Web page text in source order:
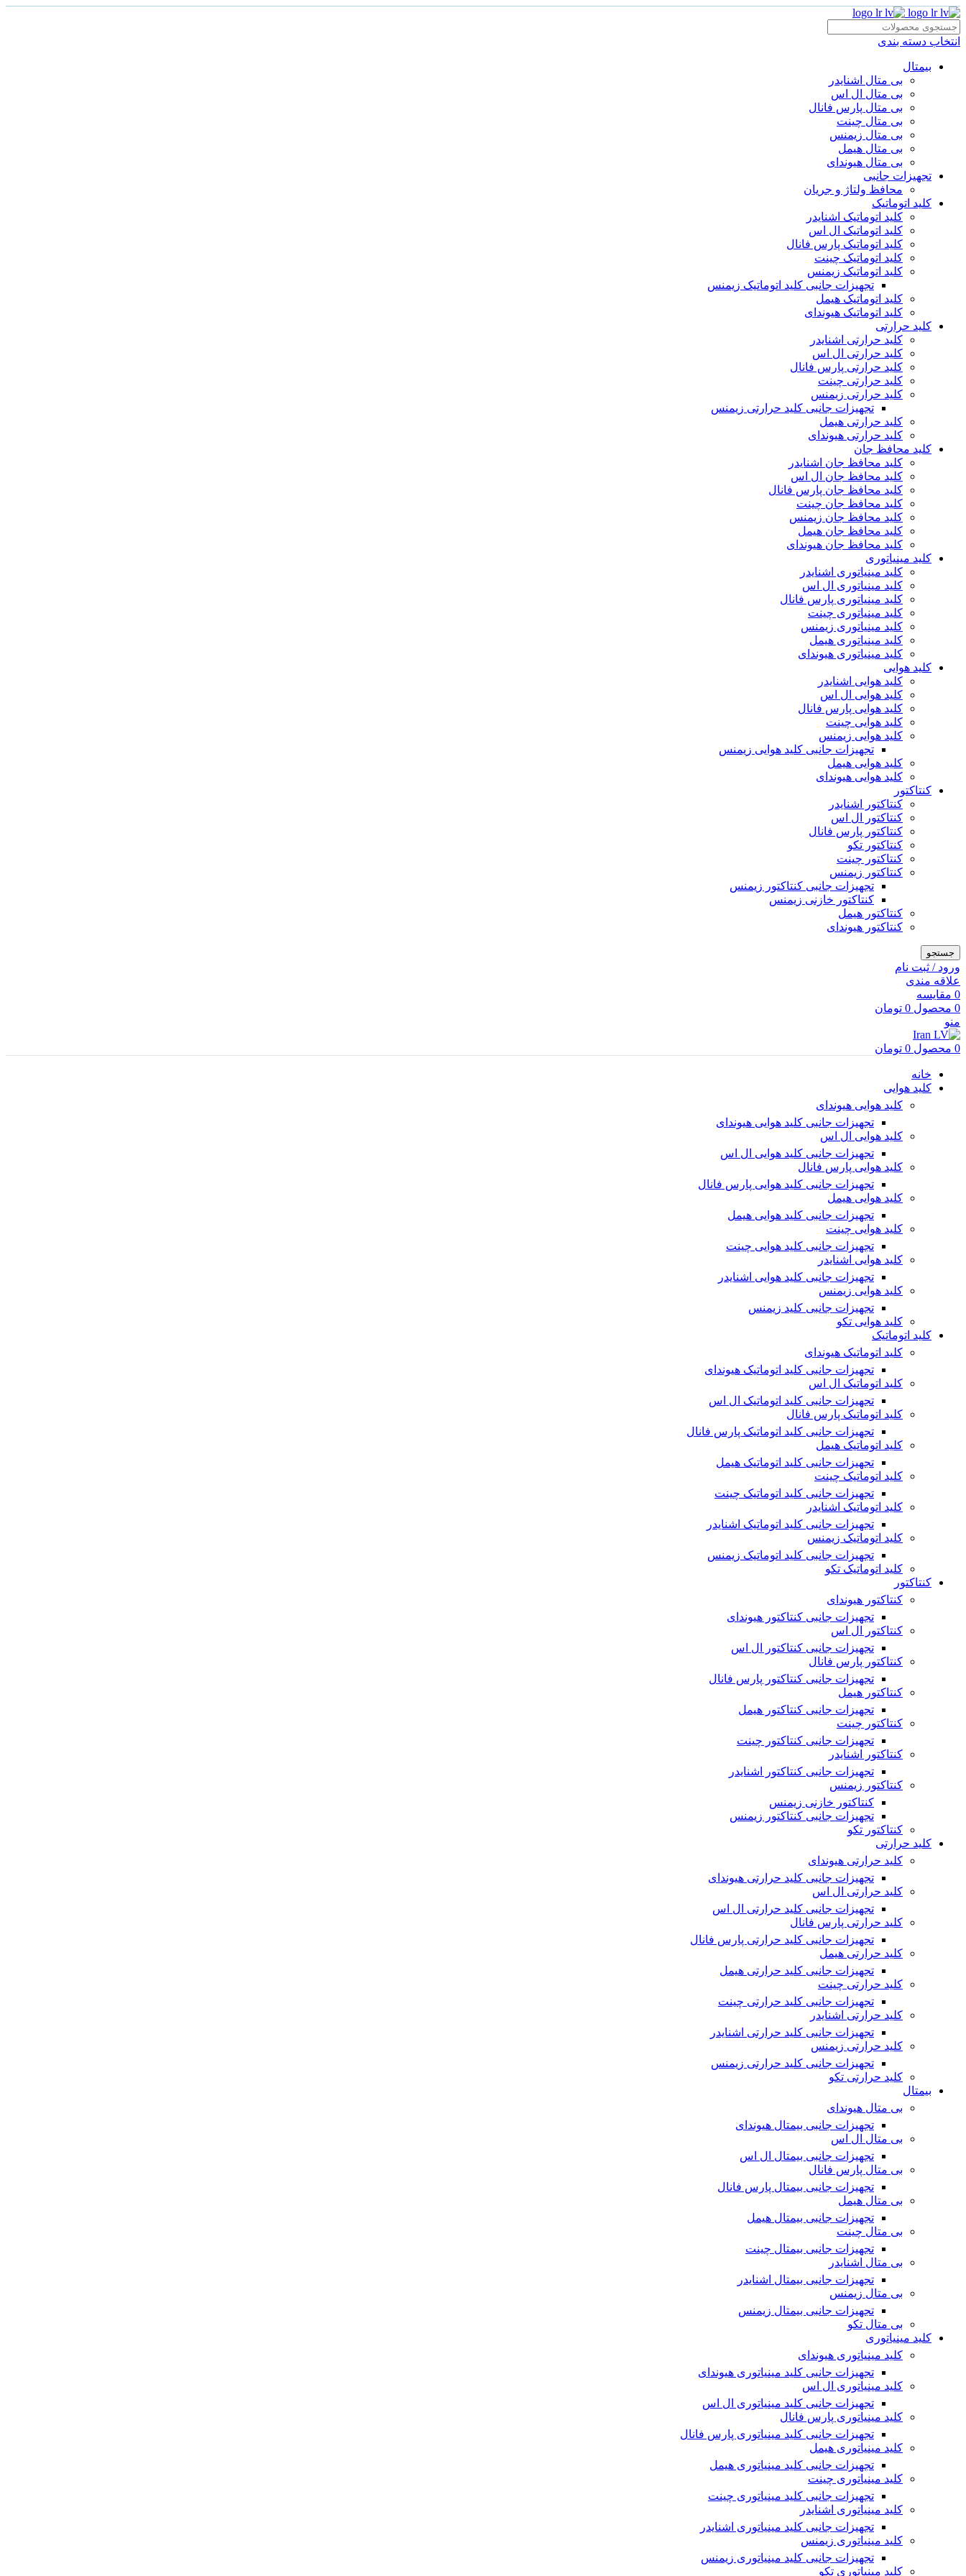
انتخاب دسته بندی
بیمتال
بی متال اشنایدر
بی متال ال اس
بی متال پارس فانال
بی متال چینت
بی متال زیمنس
بی متال هیمل
بی متال هیوندای
تجهیزات جانبی
محافظ ولتاژ و‌ جریان
کلید اتوماتیک
کلید اتوماتیک اشنایدر
کلید اتوماتیک ال اس
کلید اتوماتیک پارس فانال
کلید اتوماتیک چینت
کلید اتوماتیک زیمنس
تجهیزات جانبی کلید اتوماتیک زیمنس
کلید اتوماتیک هیمل
کلید اتوماتیک هیوندای
کلید حرارتی
کلید حرارتی اشنایدر
کلید حرارتی ال اس
کلید حرارتی پارس فانال
کلید حرارتی چینت
کلید حرارتی زیمنس
تجهیزات جانبی کلید حرارتی زیمنس
کلید حرارتی هیمل
کلید حرارتی هیوندای
کلید محافظ جان
کلید محافظ جان اشنایدر
کلید محافظ جان ال اس
کلید محافظ جان پارس فانال
کلید محافظ جان چینت
کلید محافظ جان زیمنس
کلید محافظ جان هیمل
کلید محافظ جان هیوندای
کلید مینیاتوری
کلید مینیاتوری اشنایدر
کلید مینیاتوری ال اس
کلید مینیاتوری پارس فانال
کلید مینیاتوری چینت
کلید مینیاتوری زیمنس
کلید مینیاتوری هیمل
کلید مینیاتوری هیوندای
کلید هوایی
کلید هوایی اشنایدر
کلید هوایی ال اس
کلید هوایی پارس فانال
کلید هوایی چینت
کلید هوایی زیمنس
تجهیزات جانبی کلید هوایی زیمنس
کلید هوایی هیمل
کلید هوایی هیوندای
کنتاکتور
کنتاکتور اشنایدر
کنتاکتور ال اس
کنتاکتور پارس فانال
کنتاکتور تکو
کنتاکتور چینت
کنتاکتور زیمنس
تجهیزات جانبی کنتاکتور زیمنس
کنتاکتور خازنی زیمنس
کنتاکتور هیمل
کنتاکتور هیوندای
جستجو
ورود / ثبت نام
علاقه مندی
0 مقایسه
0 محصول 0 تومان
منو
0 محصول 0 تومان
خانه
کلید هوایی
کلید هوایی هیوندای
تجهیزات جانبی کلید هوایی هیوندای
کلید هوایی ال اس
تجهیزات جانبی کلید هوایی ال اس
کلید هوایی پارس فانال
تجهیزات جانبی کلید هوایی پارس فانال
کلید هوایی هیمل
تجهیزات جانبی کلید هوایی هیمل
کلید هوایی چینت
تجهیزات جانبی کلید هوایی چینت
کلید هوایی اشنایدر
تجهیزات جانبی کلید هوایی اشنایدر
کلید هوایی زیمنس
تجهیزات جانبی کلید زیمنس
کلید هوایی تکو
کلید اتوماتیک
کلید اتوماتیک هیوندای
تجهیزات جانبی کلید اتوماتیک هیوندای
کلید اتوماتیک ال اس
تجهیزات جانبی کلید اتوماتیک ال اس
کلید اتوماتیک پارس فانال
تجهیزات جانبی کلید اتوماتیک پارس فانال
کلید اتوماتیک هیمل
تجهیزات جانبی کلید اتوماتیک هیمل
کلید اتوماتیک چینت
تجهیزات جانبی کلید اتوماتیک چینت
کلید اتوماتیک اشنایدر
تجهیزات جانبی کلید اتوماتیک اشنایدر
کلید اتوماتیک زیمنس
تجهیزات جانبی کلید اتوماتیک زیمنس
کلید اتوماتیک تکو
کنتاکتور
کنتاکتور هیوندای
تجهیزات جانبی کنتاکتور هیوندای
کنتاکتور ال اس
تجهیزات جانبی کنتاکتور ال اس
کنتاکتور پارس فانال
تجهیزات جانبی کنتاکتور پارس فانال
کنتاکتور هیمل
تجهیزات جانبی کنتاکتور هیمل
کنتاکتور چینت
تجهیزات جانبی کنتاکتور چینت
کنتاکتور اشنایدر
تجهیزات جانبی کنتاکتور اشنایدر
کنتاکتور زیمنس
کنتاکتور خازنی زیمنس
تجهیزات جانبی کنتاکتور زیمنس
کنتاکتور تکو
کلید حرارتی
کلید حرارتی هیوندای
تجهیزات جانبی کلید حرارتی هیوندای
کلید حرارتی ال اس
تجهیزات جانبی کلید حرارتی ال اس
کلید حرارتی پارس فانال
تجهیزات جانبی کلید حرارتی پارس فانال
کلید حرارتی هیمل
تجهیزات جانبی کلید حرارتی هیمل
کلید حرارتی چینت
تجهیزات جانبی کلید حرارتی چینت
کلید حرارتی اشنایدر
تجهیزات جانبی کلید حرارتی اشنایدر
کلید حرارتی زیمنس
تجهیزات جانبی کلید حرارتی زیمنس
کلید حرارتی تکو
بیمتال
بی متال هیوندای
تجهیزات جانبی بیمتال هیوندای
بی متال ال اس
تجهیزات جانبی بیمتال ال اس
بی متال پارس فانال
تجهیزات جانبی بیمتال پارس فانال
بی متال هیمل
تجهیزات جانبی بیمتال هیمل
بی متال چینت
تجهیزات جانبی بیمتال چینت
بی متال اشنایدر
تجهیزات جانبی بیمتال اشنایدر
بی متال زیمنس
تجهیزات جانبی بیمتال زیمنس
بی متال تکو
کلید مینیاتوری
کلید مینیاتوری هیوندای
تجهیزات جانبی کلید مینیاتوری هیوندای
کلید مینیاتوری ال اس
تجهیزات جانبی کلید مینیاتوری ال اس
کلید مینیاتوری پارس فانال
تجهیزات جانبی کلید مینیاتوری پارس فانال
کلید مینیاتوری هیمل
تجهیزات جانبی کلید مینیاتوری هیمل
کلید مینیاتوری چینت
تجهیزات جانبی کلید مینیاتوری چینت
کلید مینیاتوری اشنایدر
تجهیزات جانبی کلید مینیاتوری اشنایدر
کلید مینیاتوری زیمنس
تجهیزات جانبی کلید مینیاتوری زیمنس
کلید مینیاتوری تکو